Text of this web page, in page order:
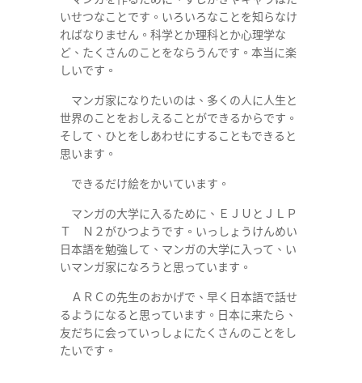
いせつなことです。いろいろなことを知らなけ
ればなりません。科学とか理科とか心理学な
ど、たくさんのことをならうんです。本当に楽
しいです。
マンガ家になりたいのは、多くの人に人生と
世界のことをおしえることができるからです。
そして、ひとをしあわせにすることもできると
思います。
できるだけ絵をかいています。
マンガの大学に入るために、ＥＪＵとＪＬＰ
Ｔ Ｎ２がひつようです。いっしょうけんめい
日本語を勉強して、マンガの大学に入って、い
いマンガ家になろうと思っています。
ＡＲＣの先生のおかげで、早く日本語で話せ
るようになると思っています。日本に来たら、
友だちに会っていっしょにたくさんのことをし
たいです。